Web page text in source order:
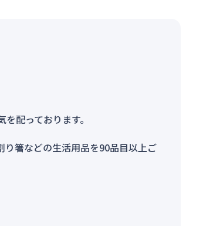
配っております。
り箸などの生活用品を90品目以上ご